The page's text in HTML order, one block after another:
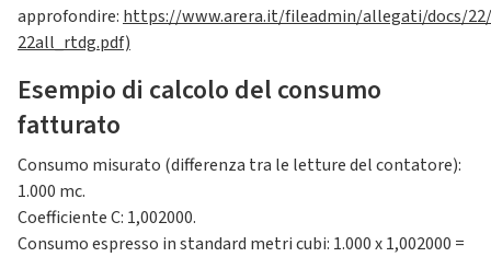
approfondire: https://www.arera.it/fileadmin/allegati/docs/
22all_rtdg.pdf)
Esempio di calcolo del consumo
fatturato
Consumo misurato (differenza tra le letture del contatore):
1.000 mc.
Coefficiente C: 1,002000.
Consumo espresso in standard metri cubi: 1.000 x 1,002000 =